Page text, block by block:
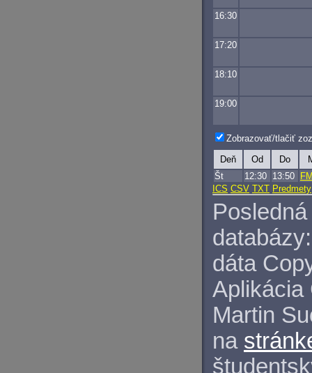
16:30
17:20
18:10
19:00
Zobrazovať/tlačiť
Deň Od Do
Št
12:30 13:50
ICS CSV TXT Predmety
databázy:
dáta
Aplikácia
Martin
na